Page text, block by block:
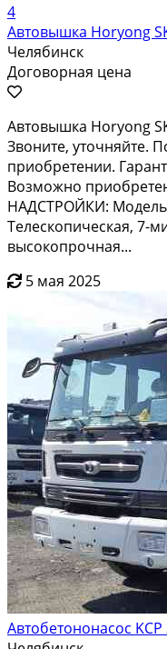
4
Автовышка Horyong
Челябинск
Договорная цена
Автовышка Horyong
Звоните, уточняйте.
приобретении.
Возможно
НАДСТРОЙКИ: Модель:
Телескопическая, 7-
высокопрочная...
5 мая 2025
Автобетононасос